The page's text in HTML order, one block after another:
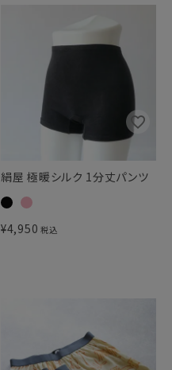
絹屋 極暖シルク 1分丈パンツ
¥4,950 税込